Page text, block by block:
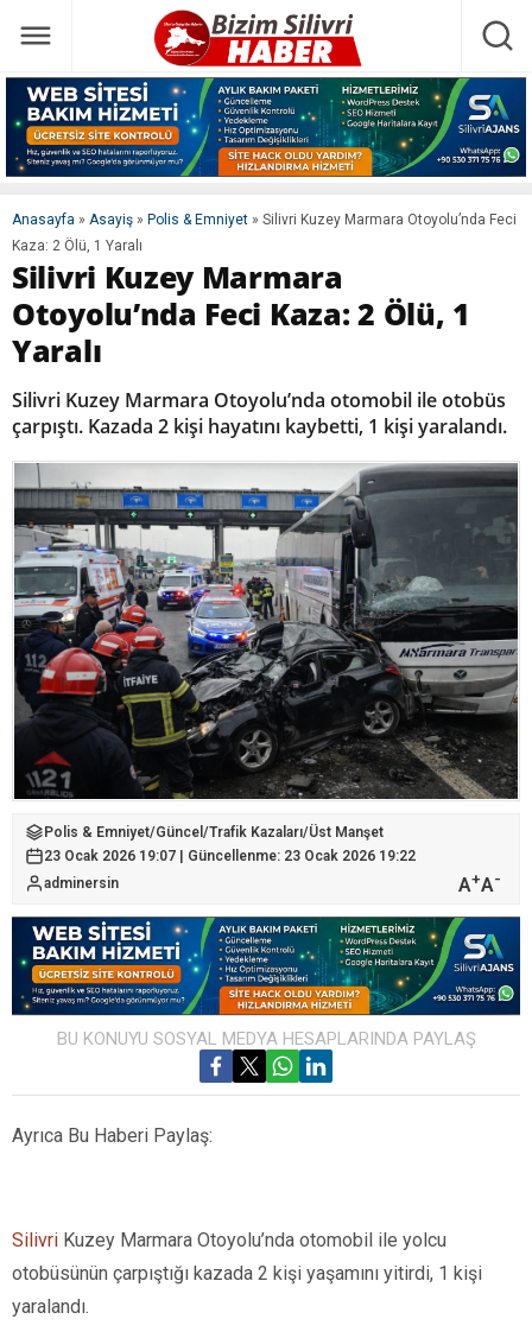
Anasayfa » Asayiş » Polis & Emniyet » Silivri Kuzey Marmara Otoyolu’nda Feci
Kaza: 2 Ölü, 1 Yaralı
Silivri Kuzey Marmara
Otoyolu’nda Feci Kaza: 2 Ölü, 1
Yaralı
Silivri Kuzey Marmara Otoyolu’nda otomobil ile otobüs
çarpıştı. Kazada 2 kişi hayatını kaybetti, 1 kişi yaralandı.
Polis & Emniyet/Güncel /Trafik Kazaları/Üst Manşet
23 Ocak 2026 19:07 | Güncellenme: 23 Ocak 2026 19:22
adminersin
A+A-
BU KONUYU SOSYAL MEDYA HESAPLARINDA PAYLAŞ
Ayrıca Bu Haberi Paylaş:
Silivri Kuzey Marmara Otoyolu’nda otomobil ile yolcu
otobüsünün çarpıştığı kazada 2 kişi yaşamını yitirdi, 1 kişi
yaralandı.